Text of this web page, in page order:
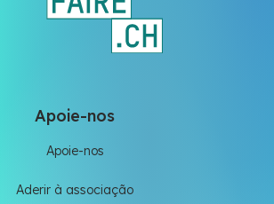
Apoie-nos
Apoie-nos
Aderir à associação